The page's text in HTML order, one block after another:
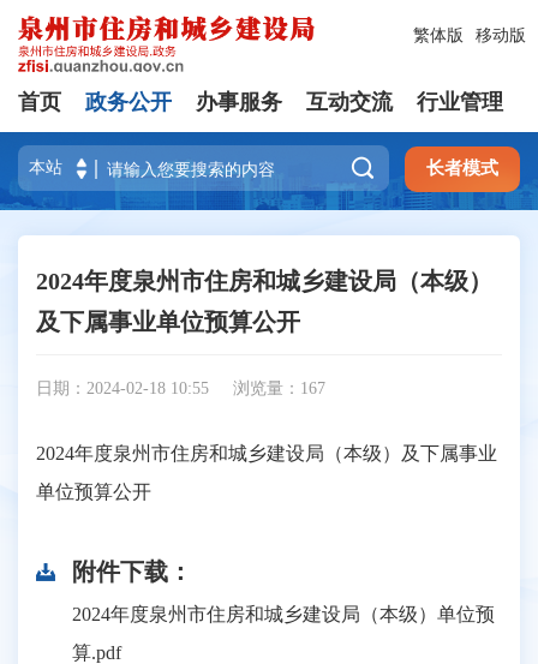
繁体版 移动版
首页 政务公开 办事服务 互动交流 行业管理
 长者模式
2024年度泉州市住房和城乡建设局（本级）
及下属事业单位预算公开
日期：2024-02-18 10:55 浏览量： 167
2024年度泉州市住房和城乡建设局（本级）及下属事业
单位预算公开
附件下载：
2024年度泉州市住房和城乡建设局（本级）单位预
算.pdf